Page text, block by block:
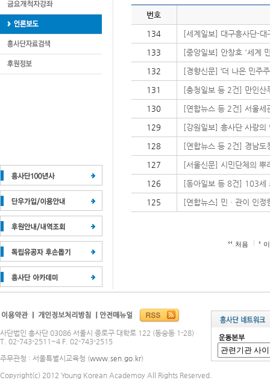
번호
134 [세계일보] 대구흥사단-대
133 [중앙일보] 안창호 '세계
132 [경향신문] ‘더 나은 민주
131 [충청일보 등 2건] 만인산
130 [연합뉴스 등 2건] 서울
129 [강원일보] 흥사단 사랑의
128 [연합뉴스 등 2건] 경남도
127 [서울신문] 시민단체의 뿌
126 [동아일보 등 8건] 103세
125 [연합뉴스] 민ㆍ관이 인정
처음
사단법인 흥사단 03086 서울시 종로구 대학로 122 (동숭동 1-28)
T. 02-743-2511~4 F. 02-743-2515
주무관청 : 서울특별시교육청 (www.sen.go.kr)
Copyright(c) 2012 Young Korean Academoy All Rights Reserved.